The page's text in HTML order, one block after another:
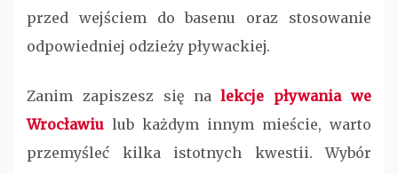
przed wejściem do basenu oraz stosowanie
odpowiedniej odzieży pływackiej.
Zanim zapiszesz się nalekcje pływania we
Wrocławiu lub każdym innym mieście, warto
przemyśleć kilka istotnych kwestii. Wybór